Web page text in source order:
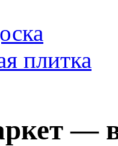
плитка
—